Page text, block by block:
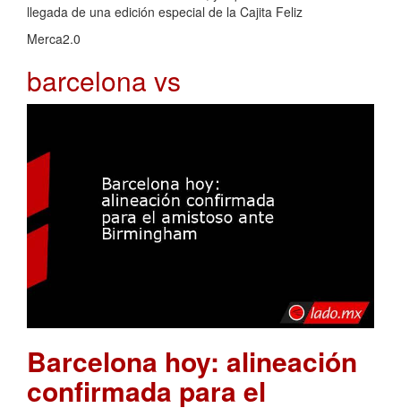
llegada de una edición especial de la Cajita Feliz
Merca2.0
barcelona vs
Barcelona hoy: alineación
confirmada para el